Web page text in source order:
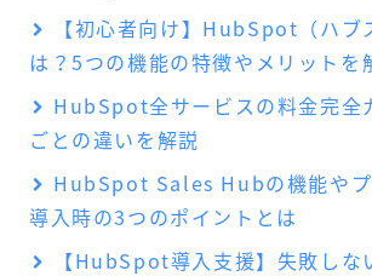
【初心者向け】HubSpot（ハブ
は？5つの機能の特徴やメリットを
HubSpot全サービスの料金完全
ごとの違いを解説
HubSpot Sales Hubの機能やプ
導入時の3つのポイントとは
【HubSpot導入支援】失敗しな